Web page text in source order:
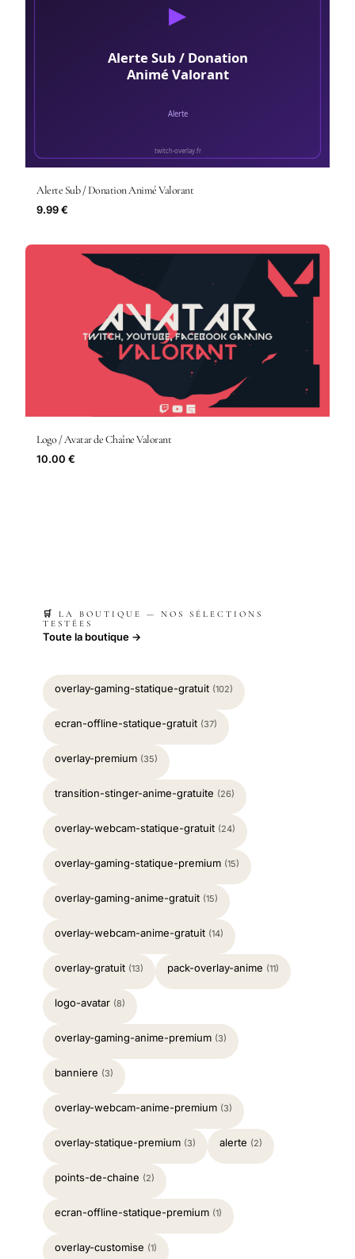
Alerte Sub / Donation Animé Valorant
9.99 €
Logo / Avatar de Chaîne Valorant
10.00 €
🛒 LA BOUTIQUE — NOS SÉLECTIONS
TESTÉES
Toute la boutique →
overlay-gaming-statique-gratuit (102)
ecran-offline-statique-gratuit (37)
overlay-premium (35)
transition-stinger-anime-gratuite (26)
overlay-webcam-statique-gratuit (24)
overlay-gaming-statique-premium (15)
overlay-gaming-anime-gratuit (15)
overlay-webcam-anime-gratuit (14)
overlay-gratuit (13) pack-overlay-anime (11)
logo-avatar (8)
overlay-gaming-anime-premium (3)
banniere (3)
overlay-webcam-anime-premium (3)
overlay-statique-premium (3) alerte (2)
points-de-chaine (2)
ecran-offline-statique-premium (1)
overlay-customise (1)